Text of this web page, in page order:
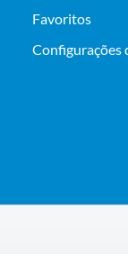
Favoritos
Configurações